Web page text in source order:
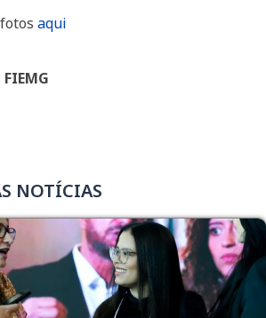
fotosaqui
NOTÍCIAS